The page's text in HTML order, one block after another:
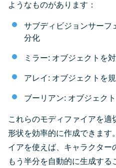
ようなものがあります：
サブディビジョンサーフ
分化
ミラー: オブジェクトを
アレイ: オブジェクトを
ブーリアン: オブジェク
これらのモディファイアを
形状を効率的に作成できます
イアを使えば、キャラクター
もう半分を自動的に生成する